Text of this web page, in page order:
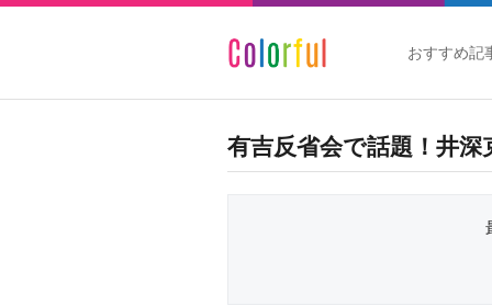
おすすめ記
有吉反省会で話題！井